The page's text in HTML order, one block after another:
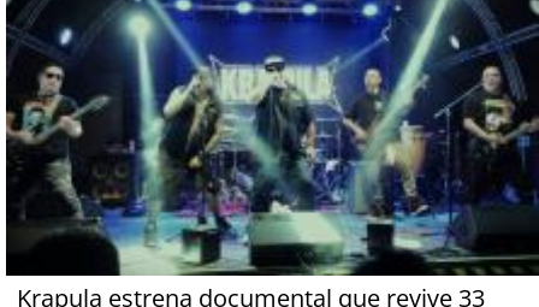
Krapula estrena documental que revive 33